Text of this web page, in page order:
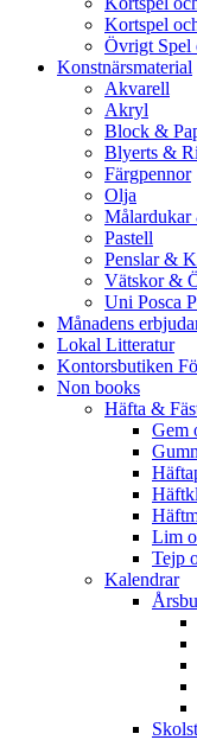
Kortspel
Övrigt Spel
Konstnärsmaterial
Akvarell
Akryl
Block &
Blyerts &
Färgpennor
Olja
Pastell
Penslar &
Vätskor &
Uni Posca
Månadens
Lokal Litteratur
Kontorsbutiken
Non books
Häfta &
Gem
Lim
Tejp
Kalendrar